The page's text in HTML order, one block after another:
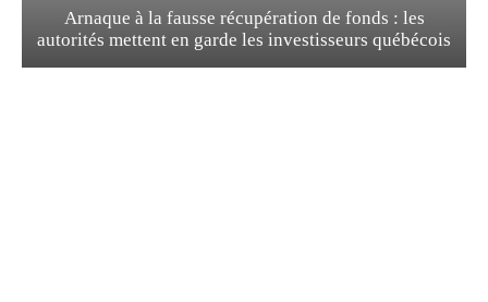
Arnaque à la fausse récupération de fonds : les
autorités mettent en garde les investisseurs québécois